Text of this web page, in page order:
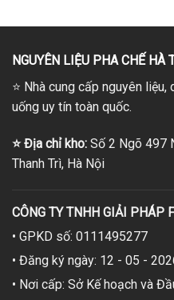
NGUYÊN LIỆU PHA CHẾ HÀ
⭐ Nhà cung cấp nguyên
uống uy tín toàn quốc.
⭐Địa chỉ kho: Số 2 Ngõ 497
Thanh Trì, Hà Nội
CÔNG TY TNHH GIẢI PHÁP
• GPKD số: 0111495277
• Đăng ký ngày: 12 - 05 -
• Nơi cấp: Sở Kế hoạch và